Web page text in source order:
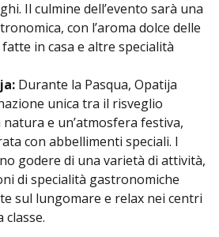
Il culmine dell’evento sarà una
con l’aroma dolce delle
in casa e altre specialità
Durante la Pasqua, Opatija
unica tra il risveglio
e un’atmosfera festiva,
con abbellimenti speciali. I
godere di una varietà di attività,
di specialità gastronomiche
sul lungomare e relax nei centri
classe.